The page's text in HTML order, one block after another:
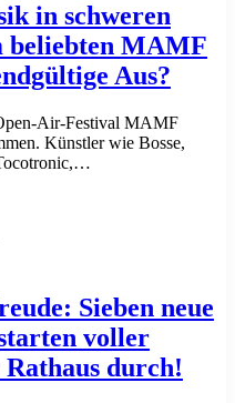
in schweren
beliebten MAMF
Aus?
Air-Festival MAMF
Künstler wie Bosse,
Sieben neue
voller
durch!